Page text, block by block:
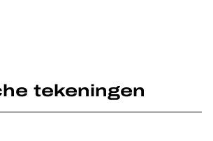
tekeningen